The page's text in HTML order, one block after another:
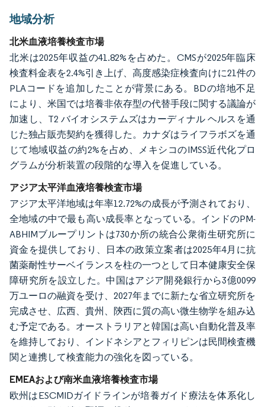
地域分析
北米血液培養検査市場
北米は2025年収益の41.82%を占めた。CMSが2025年臨床
検査料金表を2.4%引き上げ、高度感染症検査向けに21件の
PLAコードを追加したことが背景にある。BDの培地不足
により、米国では培養非依存型の代替手段に関する議論が
加速し、T2 バイオシステムズはカーディナル ヘルスを通
じた独占販売契約を獲得した。カナダはライフラボズを通
じて地域収益の約2%を占め、メキシコのIMSS近代化プロ
グラムが分析装置の段階的な導入を促進している。
アジア太平洋血液培養検査市場
アジア太平洋地域は年率12.72%の成長が予測されており、
全地域の中で最も高い成長率となっている。インドのPM-
ABHIMブループリントは730か所の統合公衆衛生研究所に
資金を提供しており、日本の政策立案者は2025年4月に抗
菌薬耐性サーベイランスを柱の一つとして日本健康安全保
障研究所を設立した。中国はアジア開発銀行から3億0099
万ユーロの融資を受け、2027年までに新たな省立研究所を
完成させ、広西、貴州、陝西に質の高い微生物学を組み込
む予定である。オーストラリアと韓国は高い自動化普及率
を維持しており、インドネシアとフィリピンは民間検査機
関と連携して検査能力の強化を図っている。
EMEAおよび南米血液培養検査市場
欧州はESCMIDガイドラインが培養ガイド療法を体系化し